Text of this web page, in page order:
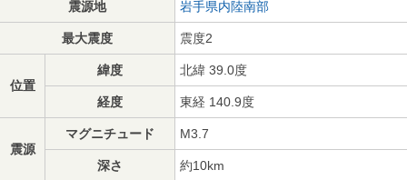
震源地 岩手県内陸南部
最大震度 震度2
位置
緯度 北緯 39.0度
経度 東経 140.9度
震源
マグニチュード M3.7
深さ 約10km